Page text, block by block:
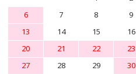
6
7 8 9
13
14 15 16
20
21 22 23
27
28 29 30